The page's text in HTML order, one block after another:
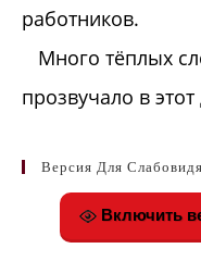
работников.
Много тёплых
прозвучало в
Версия Для
Включить